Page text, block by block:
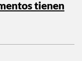
tienen